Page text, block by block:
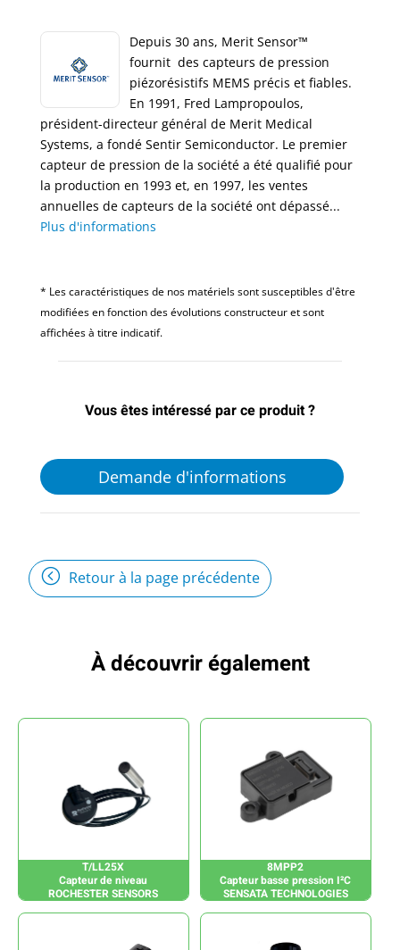
Depuis 30 ans, Merit Sensor™
fournit des capteurs de pression
piézorésistifs MEMS précis et fiables.
En 1991, Fred Lampropoulos,
président-directeur général de Merit Medical
Systems, a fondé Sentir Semiconductor. Le premier
capteur de pression de la société a été qualifié pour
la production en 1993 et, en 1997, les ventes
annuelles de capteurs de la société ont dépassé...
Plus d'informations
* Les caractéristiques de nos matériels sont susceptibles d'être
modifiées en fonction des évolutions constructeur et sont
affichées à titre indicatif.
Vous êtes intéressé par ce produit ?
Demande d'informations
Retour à la page précédente
À découvrir également
T/LL25X
Capteur de niveau
ROCHESTER SENSORS
8MPP2
Capteur basse pression I²C
SENSATA TECHNOLOGIES